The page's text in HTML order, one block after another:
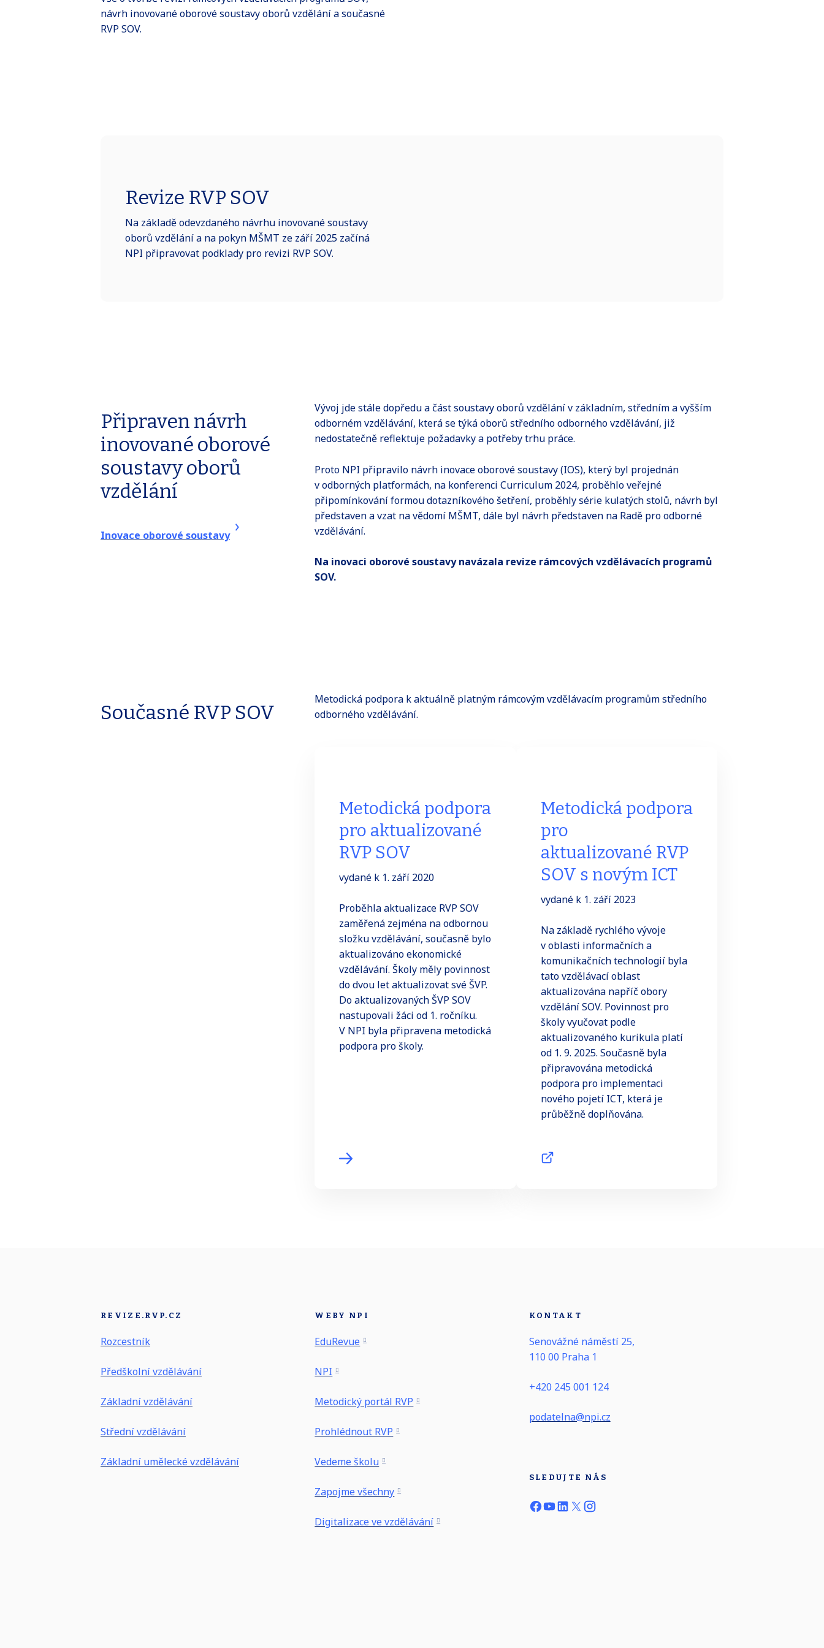
návrh inovované oborové soustavy oborů vzdělání a současné
RVP SOV.
Revize RVP SOV
Na základě odevzdaného návrhu inovované soustavy
oborů vzdělání a na pokyn MŠMT ze září 2025 začíná
NPI připravovat podklady pro revizi RVP SOV.
Připraven návrh
inovované oborové
soustavy oborů
vzdělání
Inovace oborové soustavy
Vývoj jde stále dopředu a část soustavy oborů vzdělání v základním, středním a vyšším
odborném vzdělávání, která se týká oborů středního odborného vzdělávání, již
nedostatečně reflektuje požadavky a potřeby trhu práce.
Proto NPI připravilo návrh inovace oborové soustavy (IOS), který byl projednán
v odborných platformách, na konferenci Curriculum 2024, proběhlo veřejné
připomínkování formou dotazníkového šetření, proběhly série kulatých stolů, návrh byl
představen a vzat na vědomí MŠMT, dále byl návrh představen na Radě pro odborné
vzdělávání.
Na inovaci oborové soustavy navázala revize rámcových vzdělávacích programů
SOV.
Současné RVP SOV
Metodická podpora k aktuálně platným rámcovým vzdělávacím programům středního
odborného vzdělávání.
Metodická podpora
pro aktualizované
RVP SOV
vydané k 1. září 2020
Proběhla aktualizace RVP SOV
zaměřená zejména na odbornou
složku vzdělávání, současně bylo
aktualizováno ekonomické
vzdělávání. Školy měly povinnost
do dvou let aktualizovat své ŠVP.
Do aktualizovaných ŠVP SOV
nastupovali žáci od 1. ročníku.
V NPI byla připravena metodická
podpora pro školy.
Metodická podpora
pro
aktualizované RVP
SOV s novým ICT
vydané k 1. září 2023
Na základě rychlého vývoje
v oblasti informačních a
komunikačních technologií byla
tato vzdělávací oblast
aktualizována napříč obory
vzdělání SOV. Povinnost pro
školy vyučovat podle
aktualizovaného kurikula platí
od 1. 9. 2025. Současně byla
připravována metodická
podpora pro implementaci
nového pojetí ICT, která je
průběžně doplňována.
REVIZE.RVP.CZ
Rozcestník
Předškolní vzdělávání
Základní vzdělávání
Střední vzdělávání
Základní umělecké vzdělávání
WEBY NPI
EduRevue
NPI
Metodický portál RVP
Prohlédnout RVP
Vedeme školu
Zapojme všechny
Digitalizace ve vzdělávání
KONTAKT
Senovážné náměstí 25,
110 00 Praha 1
+420 245 001 124
podatelna@npi.cz
SLEDUJTE NÁS